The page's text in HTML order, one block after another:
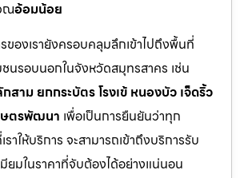
ณอ้อมน้อย
ของเรายังครอบคลุมลึกเข้าไปถึงพื้นที่
นรอบนอกในจังหวัดสมุทรสาคร เช่น
าม ยกกระบัตร โรงเข้ หนองบัว เจ็ดริ้ว
ษตรพัฒนา เพื่อเป็นการยืนยันว่าทุก
าให้บริการ จะสามารถเข้าถึงบริการรับ
ยมในราคาที่จับต้องได้อย่างแน่นอน